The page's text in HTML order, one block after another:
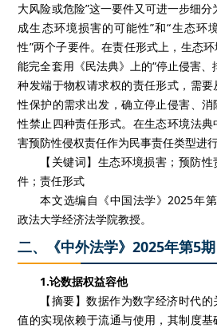
大风险或危险”这一要件又可进一步细
成生态环境损害的可能性”和“生态环
性”两个子要件。在责任形式上，生态
能完全套用《民法典》上的“停止侵害、
种发端于物权请求权的责任形式，需
性保护的需求出发，确立停止侵害、
性禁止四种责任形式。在生态环境法
害预防性侵权责任作为民事责任类型进行
【关键词】生态环境损害；预防
件；责任形式
本文选编自《中国法学》2025年
政法大学经济法学院教授。
二、《中外法学》2025年第5期
1.论数据权益容他
【摘要】数据作为数字经济时代
值的实现依赖于流通与使用，其制度